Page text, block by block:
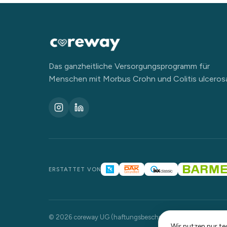
Das ganzheitliche Versorgungsprogramm für
Menschen mit Morbus Crohn und Colitis
ERSTATTET VON
© 2026 coreway UG (haftungsbeschränkt). Alle Rechte